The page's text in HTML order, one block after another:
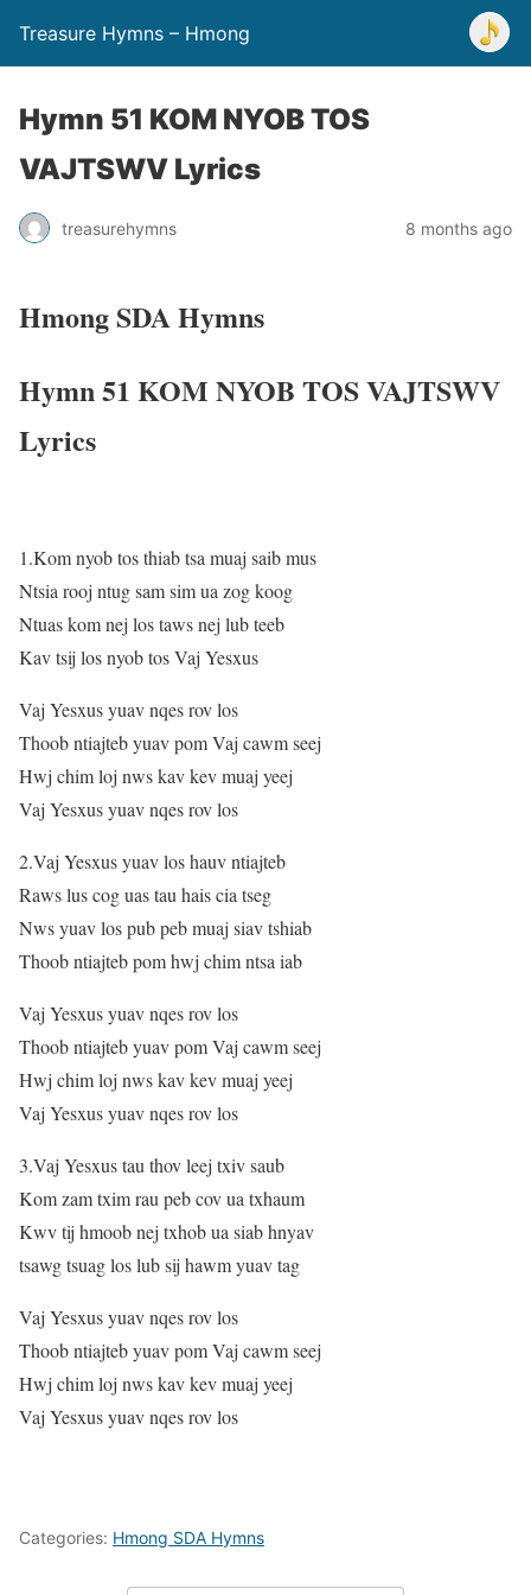
Treasure Hymns – Hmong
Hymn 51 KOM NYOB TOS
VAJTSWV Lyrics
treasurehymns 8 months ago
Hmong SDA Hymns
Hymn 51 KOM NYOB TOS VAJTSWV
Lyrics
1.Kom nyob tos thiab tsa muaj saib mus
Ntsia rooj ntug sam sim ua zog koog
Ntuas kom nej los taws nej lub teeb
Kav tsij los nyob tos Vaj Yesxus
Vaj Yesxus yuav nqes rov los
Thoob ntiajteb yuav pom Vaj cawm seej
Hwj chim loj nws kav kev muaj yeej
Vaj Yesxus yuav nqes rov los
2.Vaj Yesxus yuav los hauv ntiajteb
Raws lus cog uas tau hais cia tseg
Nws yuav los pub peb muaj siav tshiab
Thoob ntiajteb pom hwj chim ntsa iab
Vaj Yesxus yuav nqes rov los
Thoob ntiajteb yuav pom Vaj cawm seej
Hwj chim loj nws kav kev muaj yeej
Vaj Yesxus yuav nqes rov los
3.Vaj Yesxus tau thov leej txiv saub
Kom zam txim rau peb cov ua txhaum
Kwv tij hmoob nej txhob ua siab hnyav
tsawg tsuag los lub sij hawm yuav tag
Vaj Yesxus yuav nqes rov los
Thoob ntiajteb yuav pom Vaj cawm seej
Hwj chim loj nws kav kev muaj yeej
Vaj Yesxus yuav nqes rov los
Categories: Hmong SDA Hymns